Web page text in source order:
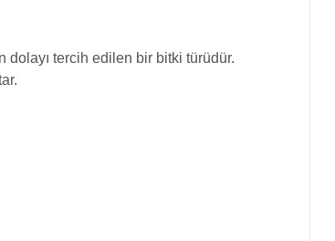
tercih edilen bir bitki türüdür.